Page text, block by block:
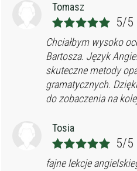
Tomasz
5/5
Chciałbym wysoko
Bartosza. Język
skuteczne metody
gramatycznych.
do zobaczenia na
Tosia
5/5
fajne lekcje